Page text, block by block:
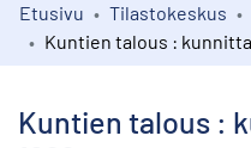
Kokoelmat
Etusivu Tilastokeskus
Kuntien talous :